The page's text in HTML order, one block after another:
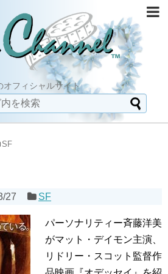
オフィシャルサイト
SF
27 SF
パーソナリティー斉藤洋美
がマット・デイモン主演、
リドリー・スコット監督作